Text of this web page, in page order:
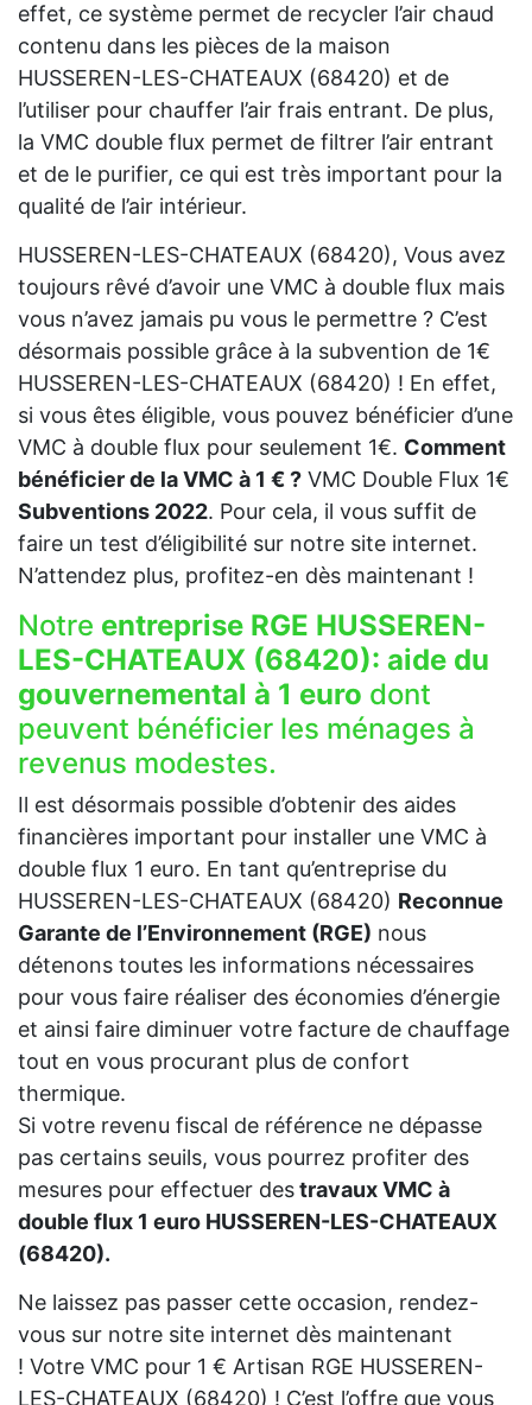
effet, ce système permet de recycler l’air chaud
contenu dans les pièces de la maison
HUSSEREN-LES-CHATEAUX (68420) et de
l’utiliser pour chauffer l’air frais entrant. De plus,
la VMC double flux permet de filtrer l’air entrant
et de le purifier, ce qui est très important pour la
qualité de l’air intérieur.
HUSSEREN-LES-CHATEAUX (68420), Vous avez
toujours rêvé d’avoir une VMC à double flux mais
vous n’avez jamais pu vous le permettre ? C’est
désormais possible grâce à la subvention de 1€
HUSSEREN-LES-CHATEAUX (68420) ! En effet,
si vous êtes éligible, vous pouvez bénéficier d’une
VMC à double flux pour seulement 1€. Comment
bénéficier de la VMC à 1 € ? VMC Double Flux 1€
Subventions 2022. Pour cela, il vous suffit de
faire un test d’éligibilité sur notre site internet.
N’attendez plus, profitez-en dès maintenant !
Notre entreprise RGE HUSSEREN-
LES-CHATEAUX (68420): aide du
gouvernemental à 1 euro dont
peuvent bénéficier les ménages à
revenus modestes.
Il est désormais possible d’obtenir des aides
financières important pour installer une VMC à
double flux 1 euro. En tant qu’entreprise du
HUSSEREN-LES-CHATEAUX (68420) Reconnue
Garante de l’Environnement (RGE) nous
détenons toutes les informations nécessaires
pour vous faire réaliser des économies d’énergie
et ainsi faire diminuer votre facture de chauffage
tout en vous procurant plus de confort
thermique.
Si votre revenu fiscal de référence ne dépasse
pas certains seuils, vous pourrez profiter des
mesures pour effectuer destravaux VMC à
double flux 1 euro HUSSEREN-LES-CHATEAUX
(68420).
Ne laissez pas passer cette occasion, rendez-
vous sur notre site internet dès maintenant
! Votre VMC pour 1 € Artisan RGE HUSSEREN-
LES-CHATEAUX (68420) ! C’est l’offre que vous